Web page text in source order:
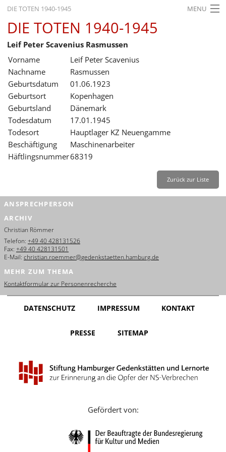
DIE TOTEN 1940-1945 MENU
STARTSEITE
AKTUELLES
AUSSTELLUNGEN
GESCHICHTE
BILDUNG
FORSCHUNG
SERVICE
Français
Dansk
Español
Nederlands
Português
Русский
Leichte Sprache
DIE TOTEN 1940-1945
Leif Peter Scavenius Rasmussen
Vorname
Leif Peter Scavenius
Nachname
Rasmussen
Geburtsdatum
01.06.1923
Geburtsort
Kopenhagen
Geburtsland
Dänemark
Todesdatum
17.01.1945
Todesort
Hauptlager KZ Neuengamme
Beschäftigung
Maschinenarbeiter
Häftlingsnummer68319
Zurück zur Liste
ANSPRECHPERSON
ARCHIV
Christian Römmer
Telefon: +49 40 428131526
Fax: +49 40 428131501
E-Mail: christian.roemmer@gedenkstaetten.hamburg.de
MEHR ZUM THEMA
Kontaktformular zur Personenrecherche
DATENSCHUTZ IMPRESSUM KONTAKT
PRESSE SITEMAP
Gefördert von: